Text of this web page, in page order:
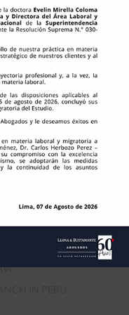
Vea el video del
Fernandez
Tributario
Area Overview
en el transporte